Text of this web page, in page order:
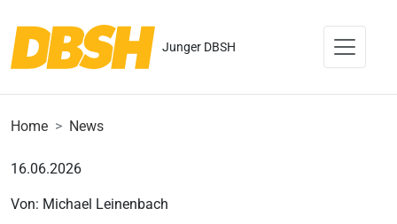
Junger DBSH
Home News
16.06.2026
Von: Michael Leinenbach